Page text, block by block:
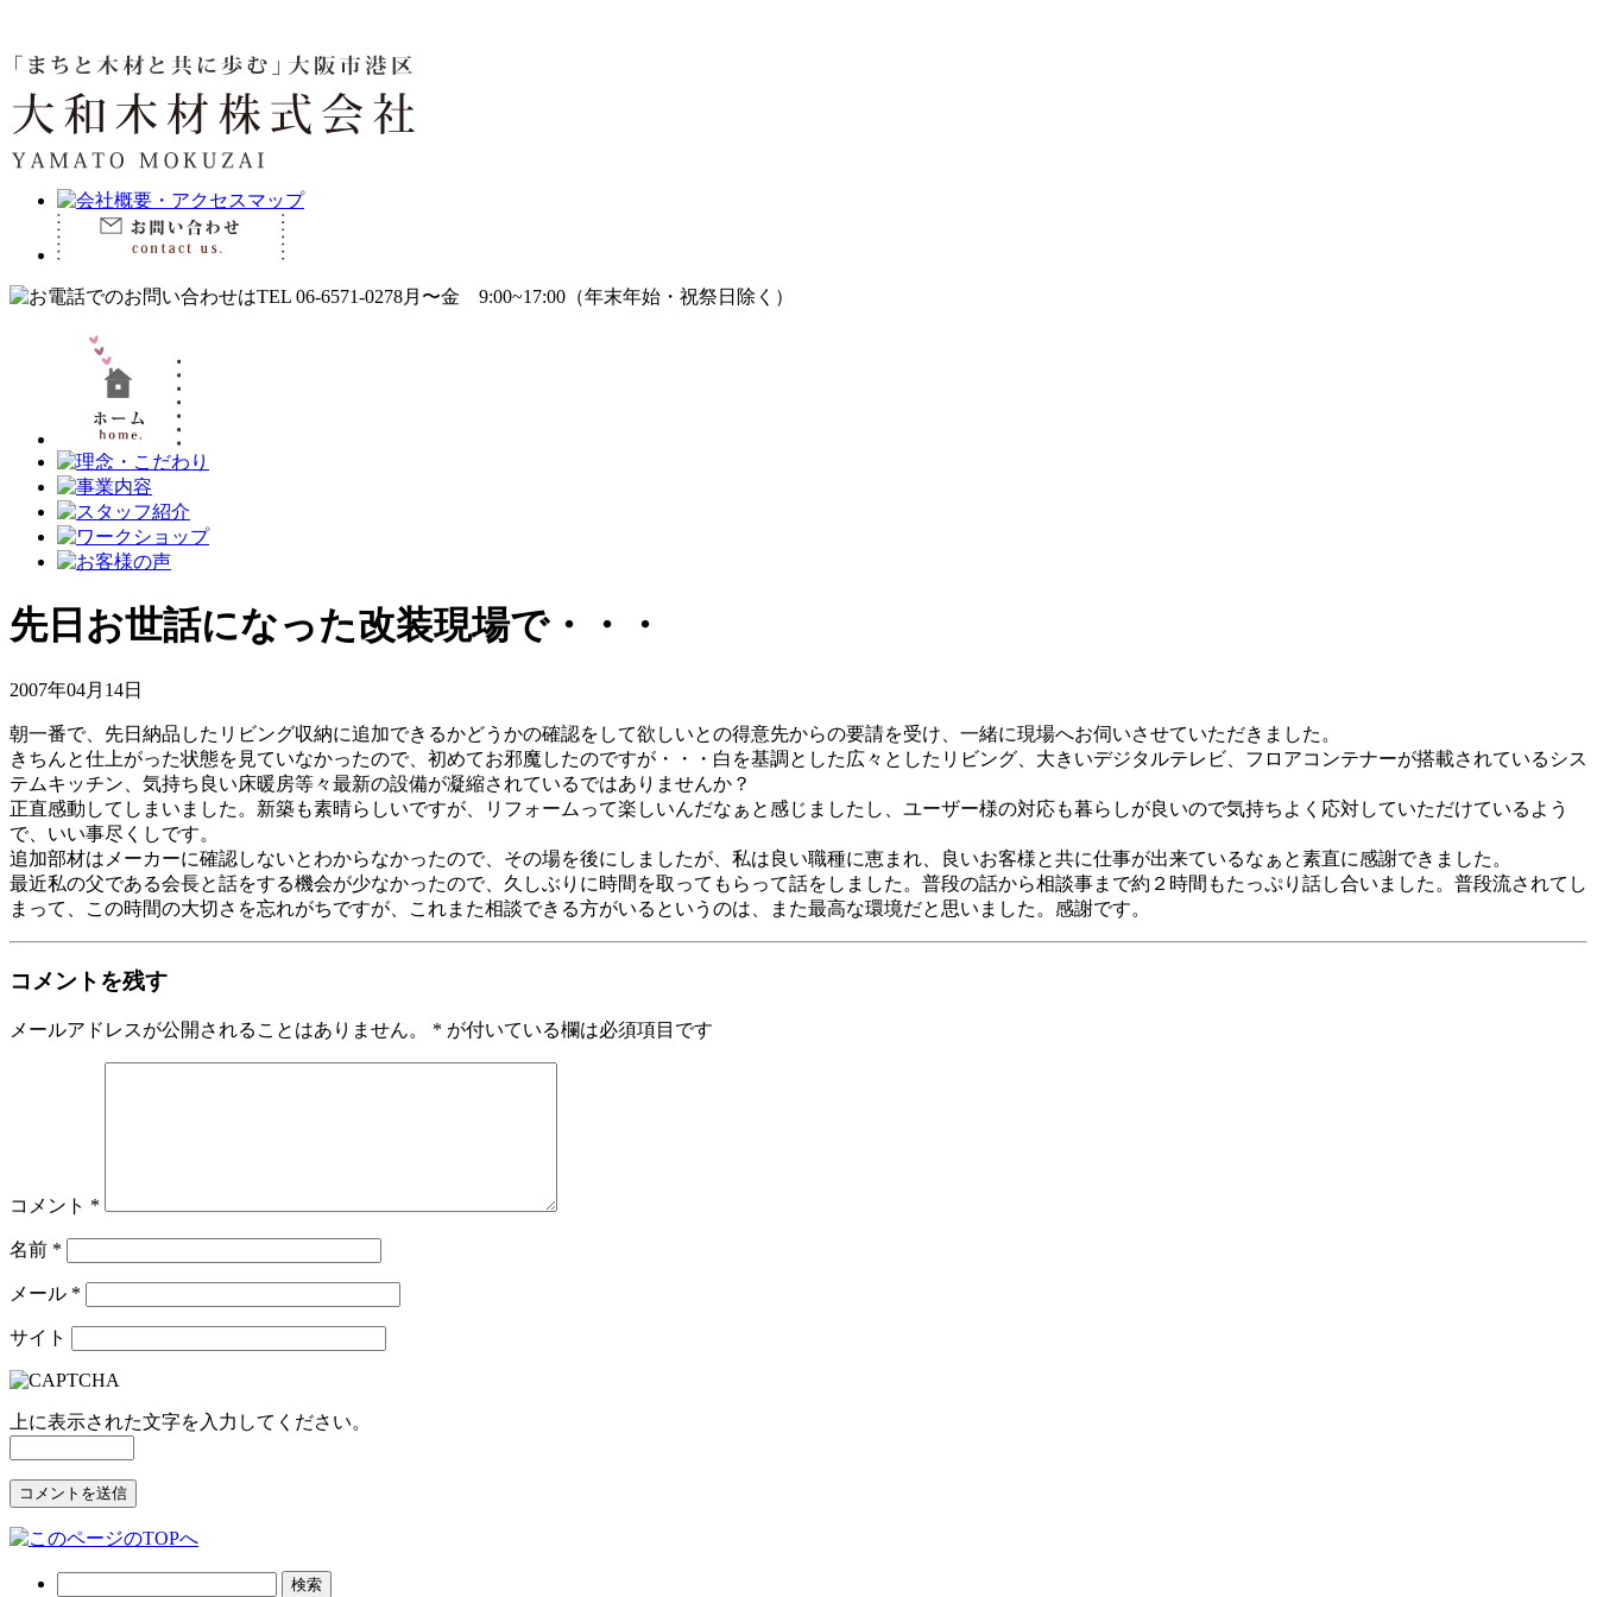
先日お世話になった改装現場で・・・
2007年04月14日
朝一番で、先日納品したリビング収納に追加できるかどうかの確認をして欲しいとの得意先からの要請を受け、一緒に現場へお伺いさせていただきました。
きちんと仕上がった状態を見ていなかったので、初めてお邪魔したのですが・・・白を基調とした広々としたリビング、大きいデジタルテレビ、フロアコンテナーが搭載されているシス
テムキッチン、気持ち良い床暖房等々最新の設備が凝縮されているではありませんか？
正直感動してしまいました。新築も素晴らしいですが、リフォームって楽しいんだなぁと感じましたし、ユーザー様の対応も暮らしが良いので気持ちよく応対していただけているよう
で、いい事尽くしです。
追加部材はメーカーに確認しないとわからなかったので、その場を後にしましたが、私は良い職種に恵まれ、良いお客様と共に仕事が出来ているなぁと素直に感謝できました。
最近私の父である会長と話をする機会が少なかったので、久しぶりに時間を取ってもらって話をしました。普段の話から相談事まで約２時間もたっぷり話し合いました。普段流されてし
まって、この時間の大切さを忘れがちですが、これまた相談できる方がいるというのは、また最高な環境だと思いました。感謝です。
コメントを残す
メールアドレスが公開されることはありません。 * が付いている欄は必須項目です
コメント *
名前 *
メール *
サイト
上に表示された文字を入力してください。